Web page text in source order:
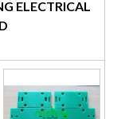
ELECTRICAL